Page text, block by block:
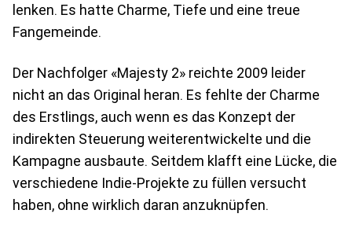
lenken. Es hatte Charme, Tiefe und eine treue
Fangemeinde.
Der Nachfolger «Majesty 2» reichte 2009 leider
nicht an das Original heran. Es fehlte der Charme
des Erstlings, auch wenn es das Konzept der
indirekten Steuerung weiterentwickelte und die
Kampagne ausbaute. Seitdem klafft eine Lücke, die
verschiedene Indie-Projekte zu füllen versucht
haben, ohne wirklich daran anzuknüpfen.